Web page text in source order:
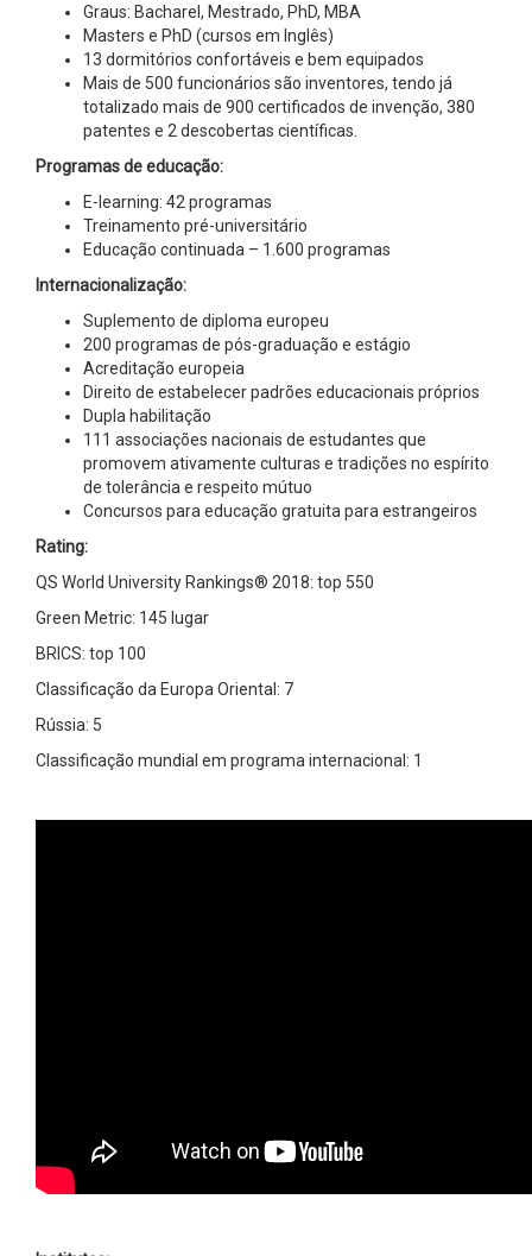
Graus: Bacharel, Mestrado, PhD, MBA
Masters e PhD (cursos em Inglês)
13 dormitórios confortáveis e bem equipados
Mais de 500 funcionários são inventores, tendo já
totalizado mais de 900 certificados de invenção, 380
patentes e 2 descobertas científicas.
Programas de educação:
E-learning: 42 programas
Treinamento pré-universitário
Educação continuada – 1.600 programas
Internacionalização:
Suplemento de diploma europeu
200 programas de pós-graduação e estágio
Acreditação europeia
Direito de estabelecer padrões educacionais próprios
Dupla habilitação
111 associações nacionais de estudantes que
promovem ativamente culturas e tradições no espírito
de tolerância e respeito mútuo
Concursos para educação gratuita para estrangeiros
Rating:
QS World University Rankings® 2018: top 550
Green Metric: 145 lugar
BRICS: top 100
Classificação da Europa Oriental: 7
Rússia: 5
Classificação mundial em programa internacional: 1